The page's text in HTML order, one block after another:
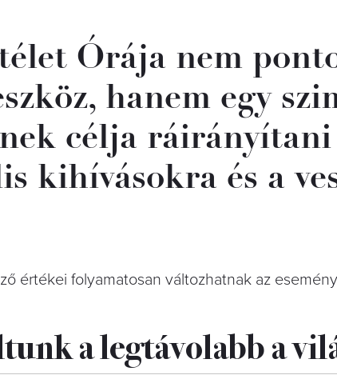
Órája nem
hanem egy
célja
kihívásokra és a
értékei folyamatosan változhatnak az
a legtávolabb a